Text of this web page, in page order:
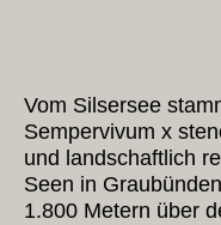
Vom Silsersee
Sempervivum x
und landschaftlich
Seen in
1.800 Metern über